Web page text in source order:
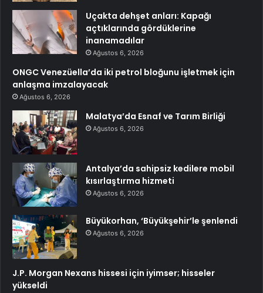
Uçakta dehşet anları: Kapağı
açtıklarında gördüklerine
inanamadılar
Ağustos 6, 2026
ONGC Venezüella’da iki petrol bloğunu işletmek için
anlaşma imzalayacak
Ağustos 6, 2026
Malatya’da Esnaf ve Tarım Birliği
Ağustos 6, 2026
Antalya’da sahipsiz kedilere mobil
kısırlaştırma hizmeti
Ağustos 6, 2026
Büyükorhan, ‘Büyükşehir’le şenlendi
Ağustos 6, 2026
J.P. Morgan Nexans hissesi için iyimser; hisseler
yükseldi